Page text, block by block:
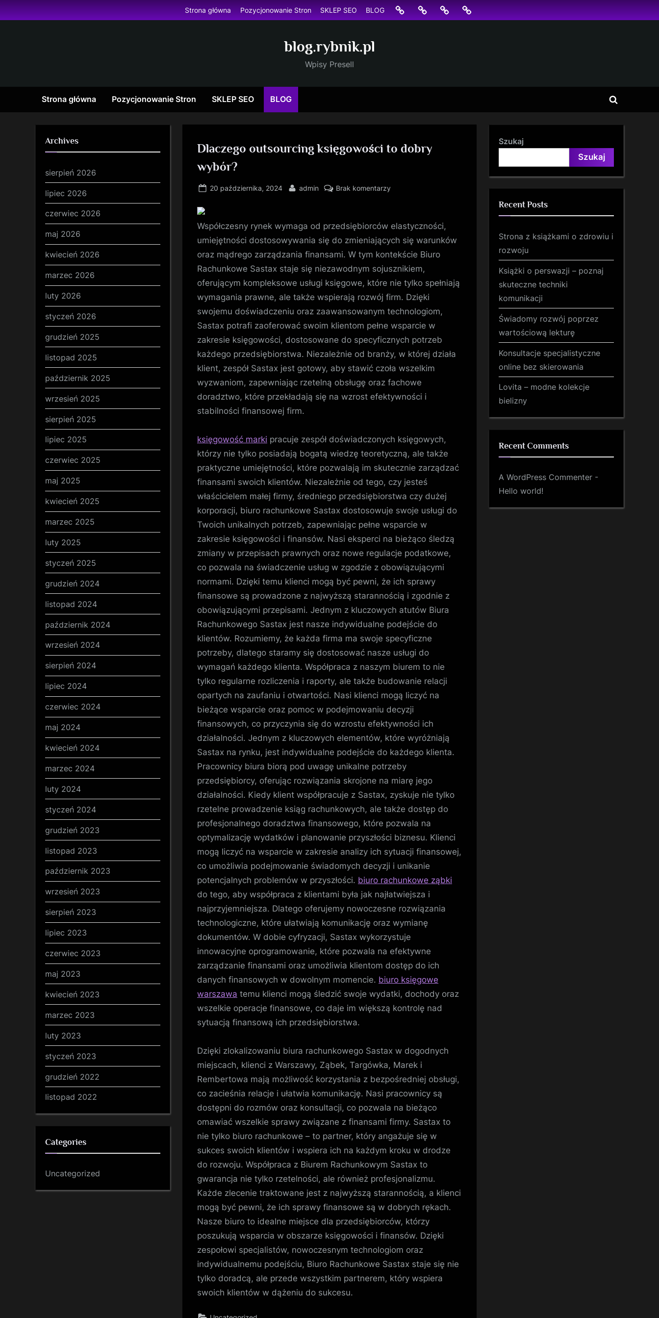
Skip
to
Strona główna Pozycjonowanie Stron SKLEP SEO BLOG
Strona
główna
Pozycjonowanie
Stron
SKLEP
SEO
BLOG
blog.rybnik.pl
Wpisy Presell
Strona główna Pozycjonowanie Stron SKLEP SEO BLOG
Toggle
Dlaczego outsourcing księgowości to dobry
wybór?
Posted
20 października, 2024 By
admin Brak komentarzy
księgowości
to
dobry
Współczesny rynek wymaga od przedsiębiorców elastyczności,
umiejętności dostosowywania się do zmieniających się warunków
oraz mądrego zarządzania finansami. W tym kontekście Biuro
Rachunkowe Sastax staje się niezawodnym sojusznikiem,
oferującym kompleksowe usługi księgowe, które nie tylko spełniają
wymagania prawne, ale także wspierają rozwój firm. Dzięki
swojemu doświadczeniu oraz zaawansowanym technologiom,
Sastax potrafi zaoferować swoim klientom pełne wsparcie w
zakresie księgowości, dostosowane do specyficznych potrzeb
każdego przedsiębiorstwa. Niezależnie od branży, w której działa
klient, zespół Sastax jest gotowy, aby stawić czoła wszelkim
wyzwaniom, zapewniając rzetelną obsługę oraz fachowe
doradztwo, które przekładają się na wzrost efektywności i
stabilności finansowej firm.
księgowość marki pracuje zespół doświadczonych księgowych,
którzy nie tylko posiadają bogatą wiedzę teoretyczną, ale także
praktyczne umiejętności, które pozwalają im skutecznie zarządzać
finansami swoich klientów. Niezależnie od tego, czy jesteś
właścicielem małej firmy, średniego przedsiębiorstwa czy dużej
korporacji, biuro rachunkowe Sastax dostosowuje swoje usługi do
Twoich unikalnych potrzeb, zapewniając pełne wsparcie w
zakresie księgowości i finansów. Nasi eksperci na bieżąco śledzą
zmiany w przepisach prawnych oraz nowe regulacje podatkowe,
co pozwala na świadczenie usług w zgodzie z obowiązującymi
normami. Dzięki temu klienci mogą być pewni, że ich sprawy
finansowe są prowadzone z najwyższą starannością i zgodnie z
obowiązującymi przepisami. Jednym z kluczowych atutów Biura
Rachunkowego Sastax jest nasze indywidualne podejście do
klientów. Rozumiemy, że każda firma ma swoje specyficzne
potrzeby, dlatego staramy się dostosować nasze usługi do
wymagań każdego klienta. Współpraca z naszym biurem to nie
tylko regularne rozliczenia i raporty, ale także budowanie relacji
opartych na zaufaniu i otwartości. Nasi klienci mogą liczyć na
bieżące wsparcie oraz pomoc w podejmowaniu decyzji
finansowych, co przyczynia się do wzrostu efektywności ich
działalności. Jednym z kluczowych elementów, które wyróżniają
Sastax na rynku, jest indywidualne podejście do każdego klienta.
Pracownicy biura biorą pod uwagę unikalne potrzeby
przedsiębiorcy, oferując rozwiązania skrojone na miarę jego
działalności. Kiedy klient współpracuje z Sastax, zyskuje nie tylko
rzetelne prowadzenie ksiąg rachunkowych, ale także dostęp do
profesjonalnego doradztwa finansowego, które pozwala na
optymalizację wydatków i planowanie przyszłości biznesu. Klienci
mogą liczyć na wsparcie w zakresie analizy ich sytuacji finansowej,
co umożliwia podejmowanie świadomych decyzji i unikanie
potencjalnych problemów w przyszłości. biuro rachunkowe ząbki
do tego, aby współpraca z klientami była jak najłatwiejsza i
najprzyjemniejsza. Dlatego oferujemy nowoczesne rozwiązania
technologiczne, które ułatwiają komunikację oraz wymianę
dokumentów. W dobie cyfryzacji, Sastax wykorzystuje
innowacyjne oprogramowanie, które pozwala na efektywne
zarządzanie finansami oraz umożliwia klientom dostęp do ich
danych finansowych w dowolnym momencie. biuro księgowe
warszawa temu klienci mogą śledzić swoje wydatki, dochody oraz
wszelkie operacje finansowe, co daje im większą kontrolę nad
sytuacją finansową ich przedsiębiorstwa.
Dzięki zlokalizowaniu biura rachunkowego Sastax w dogodnych
miejscach, klienci z Warszawy, Ząbek, Targówka, Marek i
Rembertowa mają możliwość korzystania z bezpośredniej obsługi,
co zacieśnia relacje i ułatwia komunikację. Nasi pracownicy są
dostępni do rozmów oraz konsultacji, co pozwala na bieżąco
omawiać wszelkie sprawy związane z finansami firmy. Sastax to
nie tylko biuro rachunkowe – to partner, który angażuje się w
sukces swoich klientów i wspiera ich na każdym kroku w drodze
do rozwoju. Współpraca z Biurem Rachunkowym Sastax to
gwarancja nie tylko rzetelności, ale również profesjonalizmu.
Każde zlecenie traktowane jest z najwyższą starannością, a klienci
mogą być pewni, że ich sprawy finansowe są w dobrych rękach.
Nasze biuro to idealne miejsce dla przedsiębiorców, którzy
poszukują wsparcia w obszarze księgowości i finansów. Dzięki
zespołowi specjalistów, nowoczesnym technologiom oraz
indywidualnemu podejściu, Biuro Rachunkowe Sastax staje się nie
tylko doradcą, ale przede wszystkim partnerem, który wspiera
swoich klientów w dążeniu do sukcesu.
Archives
sierpień 2026
lipiec 2026
czerwiec 2026
maj 2026
kwiecień 2026
marzec 2026
luty 2026
styczeń 2026
grudzień 2025
listopad 2025
październik 2025
wrzesień 2025
sierpień 2025
lipiec 2025
czerwiec 2025
maj 2025
kwiecień 2025
marzec 2025
luty 2025
styczeń 2025
grudzień 2024
listopad 2024
październik 2024
wrzesień 2024
sierpień 2024
lipiec 2024
czerwiec 2024
maj 2024
kwiecień 2024
marzec 2024
luty 2024
styczeń 2024
grudzień 2023
listopad 2023
październik 2023
wrzesień 2023
sierpień 2023
lipiec 2023
czerwiec 2023
maj 2023
kwiecień 2023
marzec 2023
luty 2023
styczeń 2023
grudzień 2022
listopad 2022
Categories
Uncategorized
Szukaj
Szukaj
Recent Posts
Strona z książkami o zdrowiu i
rozwoju
Książki o perswazji – poznaj
skuteczne techniki
komunikacji
Świadomy rozwój poprzez
wartościową lekturę
Konsultacje specjalistyczne
online bez skierowania
Lovita – modne kolekcje
bielizny
Recent Comments
A WordPress Commenter -
Hello world!